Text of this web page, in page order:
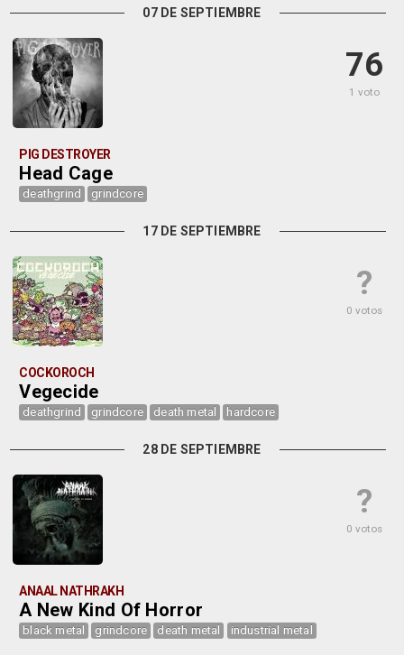
07 DE SEPTIEMBRE
76
1 voto
PIG DESTROYER
Head Cage
deathgrind grindcore
17 DE SEPTIEMBRE
?
0 votos
COCKOROCH
Vegecide
deathgrind grindcore death metal hardcore
28 DE SEPTIEMBRE
?
0 votos
ANAAL NATHRAKH
A New Kind Of Horror
black metal grindcore death metal industrial metal